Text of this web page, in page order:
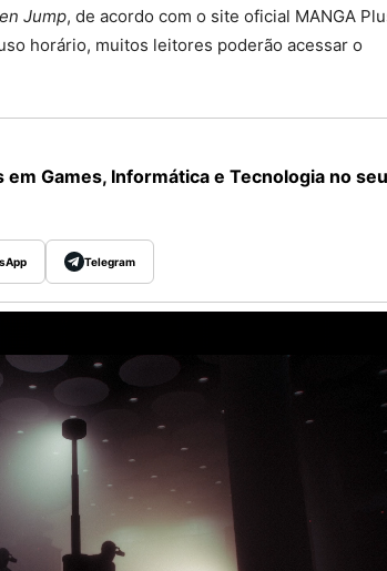
Jump, de acordo com o site oficial MANGA
horário, muitos leitores poderão acessar o
Games, Informática e Tecnologia no seu
Telegram